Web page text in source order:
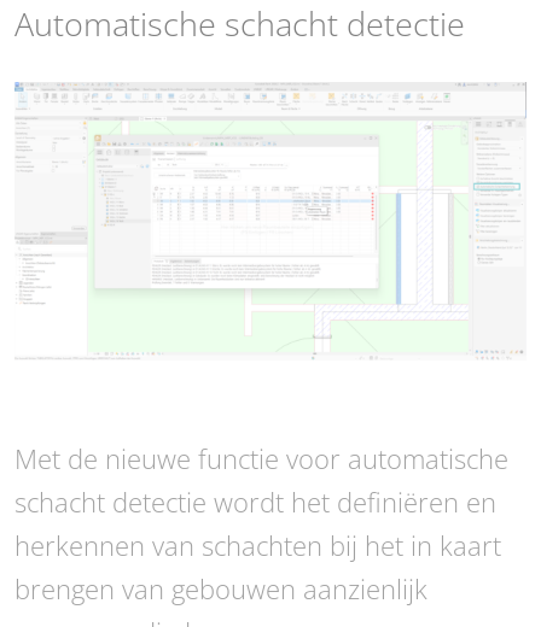
Automatische schacht detectie
Met de nieuwe functie voor automatische
schacht detectie wordt het definiëren en
herkennen van schachten bij het in kaart
brengen van gebouwen aanzienlijk